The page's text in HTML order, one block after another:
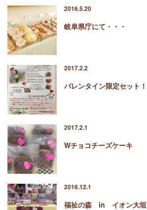
2016.5.20
岐阜県庁にて・・・
2017.2.2
バレンタイン限定セット！
2017.2.1
Wチョコチーズケーキ
2016.12.1
福祉の森 in イオン大垣